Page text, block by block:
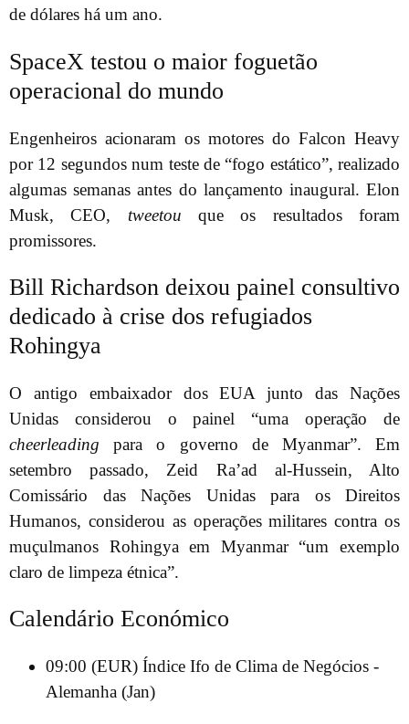
de dólares há um ano.
SpaceX testou o maior foguetão
operacional do mundo
Engenheiros acionaram os motores do Falcon Heavy
por 12 segundos num teste de “fogo estático”, realizado
algumas semanas antes do lançamento inaugural. Elon
Musk, CEO, tweetou que os resultados foram
promissores.
Bill Richardson deixou painel consultivo
dedicado à crise dos refugiados
Rohingya
O antigo embaixador dos EUA junto das Nações
Unidas considerou o painel “uma operação de
cheerleading para o governo de Myanmar”. Em
setembro passado, Zeid Ra’ad al-Hussein, Alto
Comissário das Nações Unidas para os Direitos
Humanos, considerou as operações militares contra os
muçulmanos Rohingya em Myanmar “um exemplo
claro de limpeza étnica”.
Calendário Económico
09:00 (EUR) Índice Ifo de Clima de Negócios -
Alemanha (Jan)